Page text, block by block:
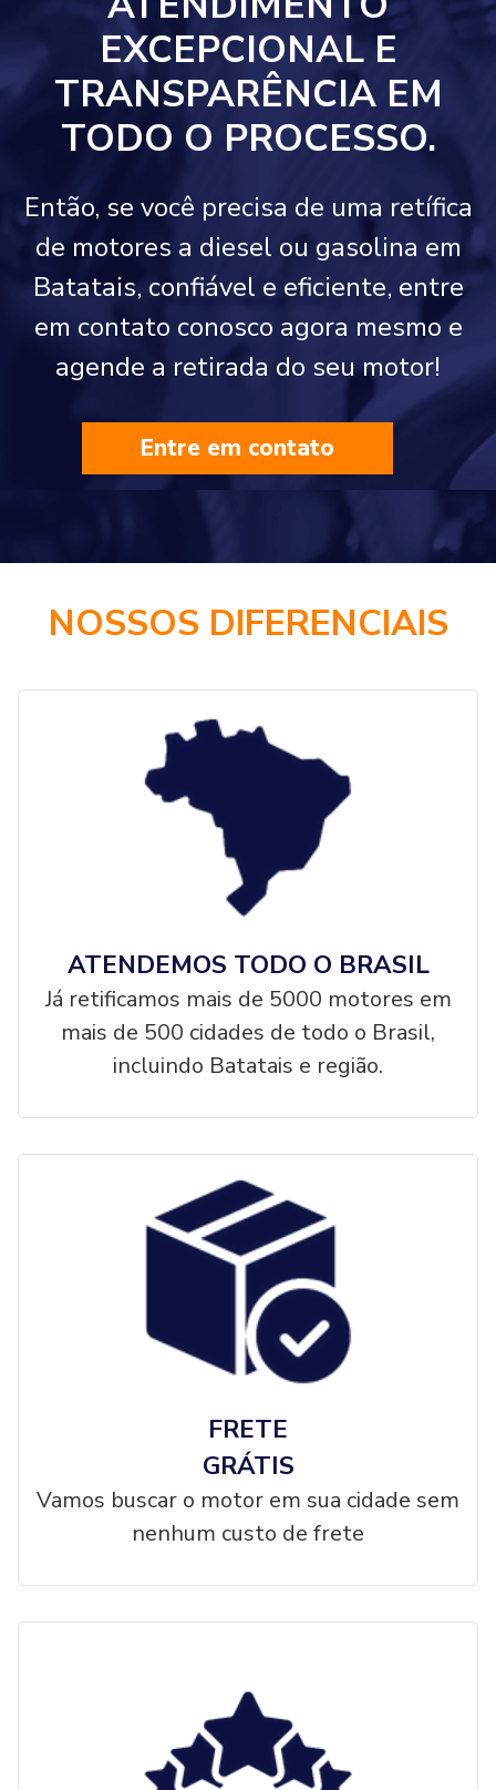
EXCEPCIONAL E
TRANSPARÊNCIA EM
TODO O PROCESSO.
Então, se você precisa de uma retífica
de motores a diesel ou gasolina em
Batatais, confiável e eficiente, entre
em contato conosco agora mesmo e
agende a retirada do seu motor!
Entre em contato
NOSSOS DIFERENCIAIS
ATENDEMOS TODO O BRASIL
Já retificamos mais de 5000 motores em
mais de 500 cidades de todo o Brasil,
incluindo Batatais e região.
FRETE
GRÁTIS
Vamos buscar o motor em sua cidade sem
nenhum custo de frete